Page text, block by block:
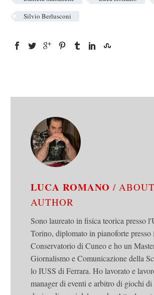
Silvio Berlusconi
LUCA ROMANO/ ABOUT
AUTHOR
Sono laureato in fisica teorica presso
Torino, diplomato in pianoforte presso
Conservatorio di Cuneo e ho un
Giornalismo e Comunicazione della
lo IUSS di Ferrara. Ho lavorato e
manager di eventi e arbitro di giochi di